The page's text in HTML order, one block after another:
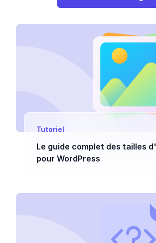
Tutoriel
Le guide complet des tailles
pour WordPress